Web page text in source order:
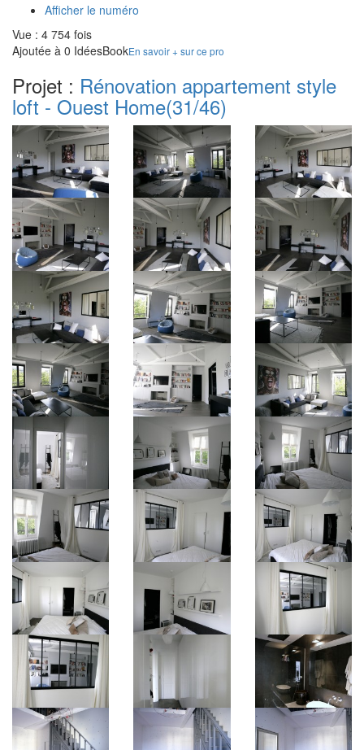
Afficher le numéro
Vue : 4 754 fois
Ajoutée à 0 IdéesBookEn savoir + sur ce pro
Projet : Rénovation appartement style
loft - Ouest Home(31/46)